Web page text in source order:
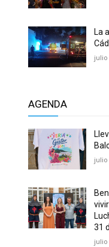
La
julio
AGENDA
julio
31
julio